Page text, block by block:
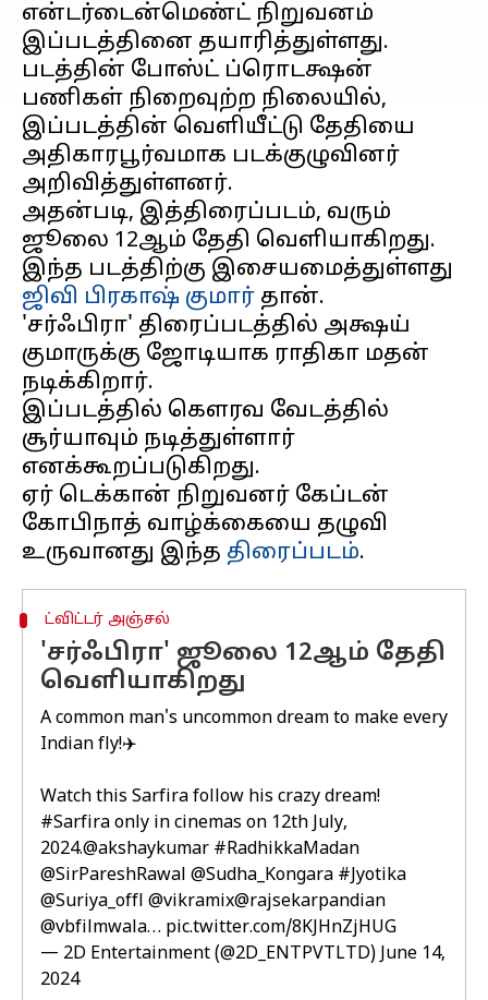
என்டர்டைன்மெண்ட் நிறுவனம்
இப்படத்தினை தயாரித்துள்ளது.
படத்தின் போஸ்ட் ப்ரொடக்ஷன்
பணிகள் நிறைவுற்ற நிலையில்,
இப்படத்தின் வெளியீட்டு தேதியை
அதிகாரபூர்வமாக படக்குழுவினர்
அறிவித்துள்ளனர்.
அதன்படி, இத்திரைப்படம், வரும்
ஜூலை 12ஆம் தேதி வெளியாகிறது.
இந்த படத்திற்கு இசையமைத்துள்ளது
ஜிவி பிரகாஷ் குமார் தான்.
'சர்ஃபிரா' திரைப்படத்தில் அக்ஷய்
குமாருக்கு ஜோடியாக ராதிகா மதன்
நடிக்கிறார்.
இப்படத்தில் கௌரவ வேடத்தில்
சூர்யாவும் நடித்துள்ளார்
எனக்கூறப்படுகிறது.
ஏர் டெக்கான் நிறுவனர் கேப்டன்
கோபிநாத் வாழ்க்கையை தழுவி
உருவானது இந்த திரைப்படம்
ட்விட்டர் அஞ்சல்
'சர்ஃபிரா' ஜூலை 12ஆம் தேதி
வெளியாகிறது
A common man's uncommon dream to make every
Indian fly!✈️
Watch this Sarfira follow his crazy dream!
#Sarfira only in cinemas on 12th July,
2024.@akshaykumar #RadhikkaMadan
@SirPareshRawal @Sudha_Kongara #Jyotika
@Suriya_offl @vikramix@rajsekarpandian
@vbfilmwala… pic.twitter.com/8KJHnZjHUG
— 2D Entertainment (@2D_ENTPVTLTD) June 14,
2024